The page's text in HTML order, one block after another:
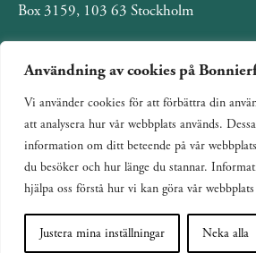
Användning av cookies på
Vi använder cookies för att förbättra din
att analysera hur vår webbplats används.
information om ditt beteende på vår
du besöker och hur länge du stannar.
hjälpa oss förstå hur vi kan göra vår
Justera mina inställningar Neka alla
Box 3159, 103 63 Stockholm
Om
Cookies
Integritetspolicy